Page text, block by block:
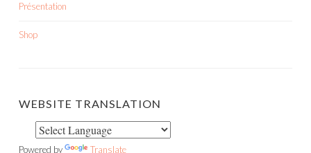
Présentation
Shop
WEBSITE TRANSLATION
Powered by Translate